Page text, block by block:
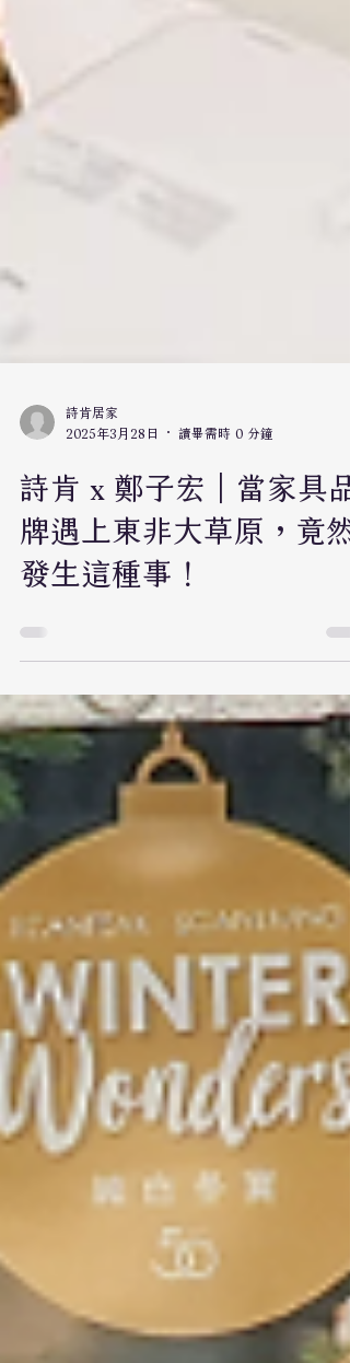
詩肯居家
2025年3月28日
讀畢需時 0 分鐘
詩肯 x 鄭子宏｜當家具品
牌遇上東非大草原，竟然
發生這種事！